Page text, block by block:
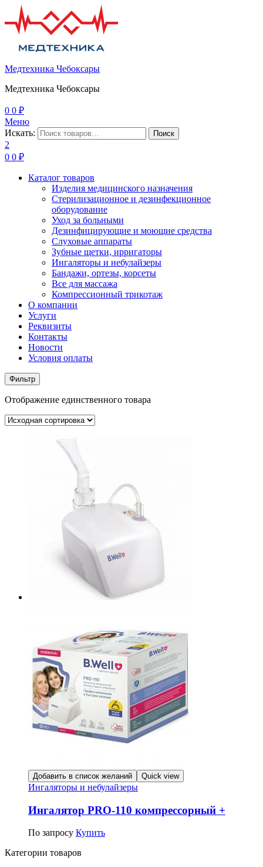
Медтехника Чебоксары
Медтехника Чебоксары
0 0 ₽
Меню
Искать:
Поиск
2
0 0 ₽
Каталог товаров
Изделия медицинского назначения
Стерилизационное и дезинфекционное
оборудование
Уход за больными
Дезинфицирующие и моющие средства
Слуховые аппараты
Зубные щетки, ирригаторы
Ингаляторы и небулайзеры
Бандажи, ортезы, корсеты
Все для массажа
Компрессионный трикотаж
О компании
Услуги
Реквизиты
Контакты
Новости
Условия оплаты
Фильтр
Отображение единственного товара
Добавить в список желаний Quick view
Ингаляторы и небулайзеры
Ингалятор PRO-110 компрессорный +
По запросу Купить
Категории товаров